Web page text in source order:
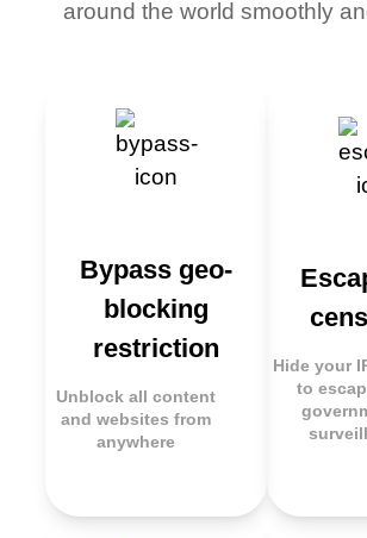
around the world smoothly
Bypass geo-
blocking
restriction
Unblock all content
and websites from
anywhere
Hide your
to